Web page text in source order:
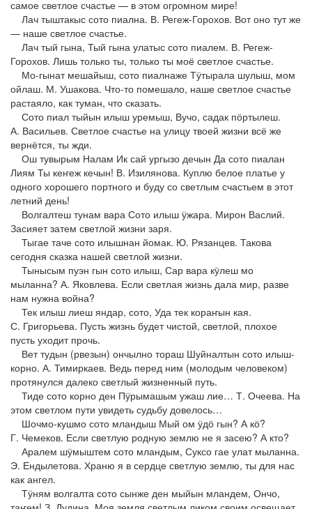
самое светлое счастье — в этом огромном мире!
Лач тыштакыс сото пиална. В. Регеж-Горохов. Вот оно тут же
— наше светлое счастье.
Лач тый гына, Тый гына улатыс сото пиалем. В. Регеж-
Горохов. Лишь только ты, только ты моё светлое счастье.
Мо-гынат мешайыш, сото пиалнаже Тӱтырала шулыш, мом
ойлаш. М. Ушакова. Что-то помешало, наше светлое счастье
растаяло, как туман, что сказать.
Сото пиал тыйын илыш уремыш, Вучо, садак пӧртылеш.
А. Васильев. Светлое счастье на улицу твоей жизни всё же
вернётся, ты жди.
Ош тувырым Налам Ик сай ургызо дечын Да сото пиалан
Лиям Ты кеҥеж кечын! В. Изилянова. Куплю белое платье у
одного хорошего портного и буду со светлым счастьем в этот
летний день!
Волгалтеш тунам вара Сото илыш ӱжара. Мирон Васлий.
Засияет затем светлой жизни заря.
Тыгае таче сото илышнан йомак. Ю. Рязанцев. Такова
сегодня сказка нашей светлой жизни.
Тынысым пуэн гын сото илыш, Сар вара кӱлеш мо
мыланна? А. Яковлева. Если светлая жизнь дала мир, разве
нам нужна война?
Тек илыш лиеш яндар, сото, Уда тек кораҥын кая.
С. Григорьева. Пусть жизнь будет чистой, светлой, плохое
пусть уходит прочь.
Вет тудын (рвезын) ончылно тораш Шуйналтын сото илыш-
корно. А. Тимиркаев. Ведь перед ним (молодым человеком)
протянулся далеко светлый жизненный путь.
Тиде сото корно ден Пӱрымашым ужаш лие… Т. Очеева. На
этом светлом пути увидеть судьбу довелось…
Шочмо-кушмо сото мландыш Мый ом ӱдӧ гын? А кӧ?
Г. Чемеков. Если светлую родную землю не я засею? А кто?
Аралем шӱмыштем сото мландым, Суксо гае улат мыланна.
Э. Ендылетова. Храню я в сердце светлую землю, ты для нас
как ангел.
Тӱням волгалта сото сынже ден мыйын мландем, Ончо,